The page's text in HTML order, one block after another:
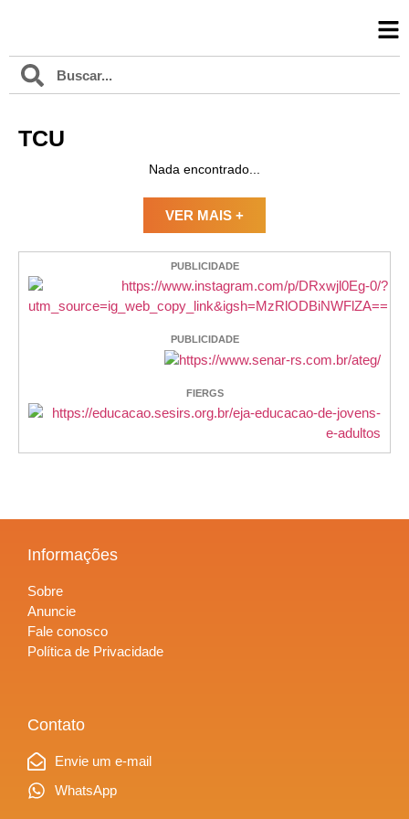
TCU
Nada encontrado...
VER MAIS +
PUBLICIDADE
PUBLICIDADE
FIERGS
Informações
Sobre
Anuncie
Fale conosco
Política de Privacidade
Contato
Envie um e-mail
WhatsApp